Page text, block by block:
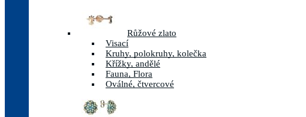
Růžové zlato
Visací
Kruhy, polokruhy, kolečka
Křížky, andělé
Fauna, Flora
Oválné, čtvercové